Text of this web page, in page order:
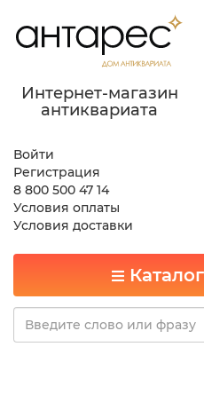
Интернет-магазин
антиквариата
Войти
Регистрация
8 800 500 47 14
Условия оплаты
Условия доставки